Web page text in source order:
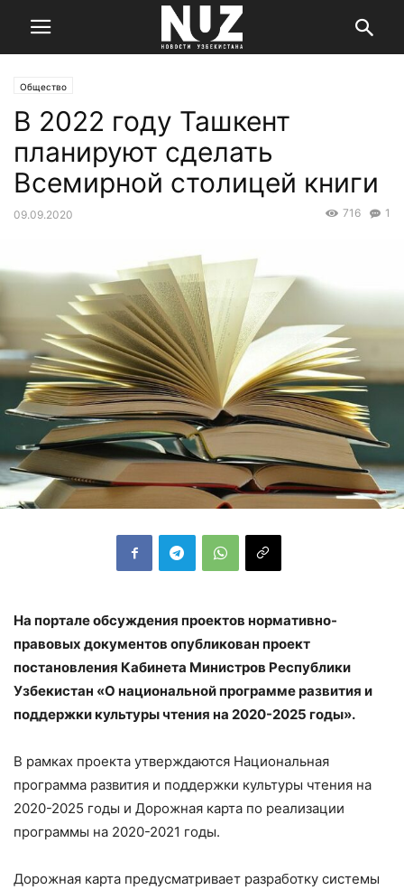
Общество
В 2022 году Ташкент
планируют сделать
Всемирной столицей книги
09.09.2020 1
716
На портале обсуждения проектов нормативно-
правовых документов опубликован проект
постановления Кабинета Министров Республики
Узбекистан «О национальной программе развития и
поддержки культуры чтения на 2020-2025 годы».
В рамках проекта утверждаются Национальная
программа развития и поддержки культуры чтения на
2020-2025 годы и Дорожная карта по реализации
программы на 2020-2021 годы.
Дорожная карта предусматривает разработку системы